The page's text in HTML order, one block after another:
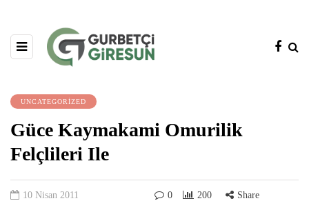
UNCATEGORIZED
Güce Kaymakami Omurilik
Felçlileri Ile
10 Nisan 2011 0 200 Share